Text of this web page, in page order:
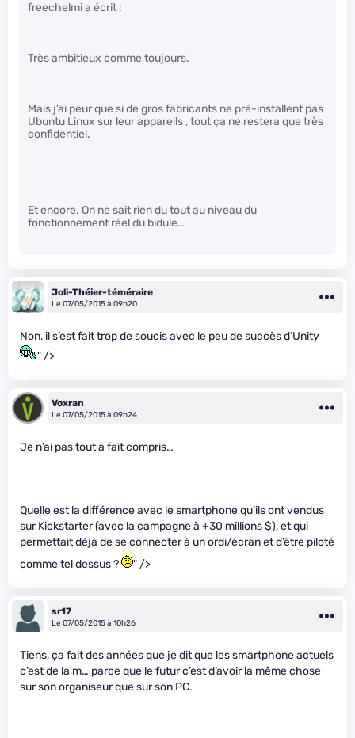
freechelmi a écrit :
Très ambitieux comme toujours.
Mais j’ai peur que si de gros fabricants ne pré-installent pas
Ubuntu Linux sur leur appareils , tout ça ne restera que très
confidentiel.
Et encore. On ne sait rien du tout au niveau du
fonctionnement réel du bidule…
Joli-Théier-téméraire
Le 07/05/2015 à 09h20
Non, il s’est fait trop de soucis avec le peu de succès d’Unity
" />
Voxran
Le 07/05/2015 à 09h24
Je n’ai pas tout à fait compris…
Quelle est la différence avec le smartphone qu’ils ont vendus
sur Kickstarter (avec la campagne à +30 millions $), et qui
permettait déjà de se connecter à un ordi/écran et d’être piloté
comme tel dessus ?
" />
sr17
Le 07/05/2015 à 10h26
Tiens, ça fait des années que je dit que les smartphone actuels
c’est de la m… parce que le futur c’est d’avoir la même chose
sur son organiseur que sur son PC.